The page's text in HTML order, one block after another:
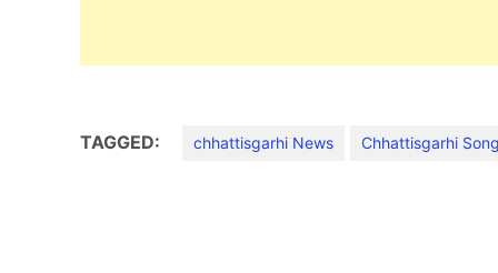
TAGGED: chhattisgarhi News Chhattisgarhi